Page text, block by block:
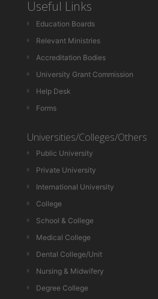
Useful Links
Education Boards
Relevant Ministries
Accreditation Bodies
University Grant Commission
Help Desk
Forms
Universities/Colleges/Others
Public University
Private University
International University
College
School & College
Medical College
Dental College/Unit
Nursing & Midwifery
Degree College